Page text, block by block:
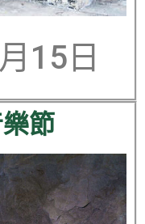
15日
節